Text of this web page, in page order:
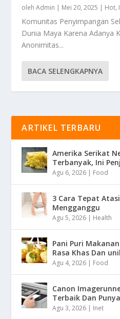
olehAdmin | Mei 20, 2025 | Hot,
Komunitas Penyimpangan
Dunia Maya Karena Adanya
Anonimitas...
BACA SELENGKAPNYA
ARTIKEL TERBARU
Amerika Serikat
Terbanyak, Ini
Agu 6, 2026 | Food
3 Cara Tepat
Mengganggu
Agu 5, 2026 | Health
Pani Puri
Rasa Khas Dan
Agu 4, 2026 | Food
Canon
Terbaik Dan
Agu 3, 2026 | Inet